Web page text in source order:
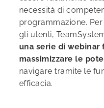
necessità di
programmazione.
gli utenti,
una serie di webinar
massimizzare le
navigare tramite le
efficacia.